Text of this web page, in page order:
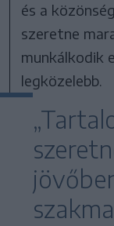
és a
szeretne
munkálkodik
legközelebb.